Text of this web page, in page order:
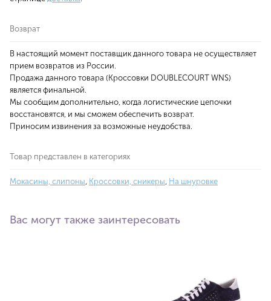
Возврат
В настоящий момент поставщик данного товара не осуществляет
прием возвратов из России.
Продажа данного товара (Кроссовки DOUBLECOURT WNS)
является финальной.
Мы сообщим дополнительно, когда логистические цепочки
восстановятся, и мы сможем обеспечить возврат.
Приносим извинения за возможные неудобства.
Товар представлен в категориях
Мокасины, слипоны, Кроссовки, сникеры, На шнуровке
Вас могут также заинтересовать